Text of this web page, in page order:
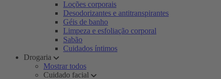
Loções corporais
Desodorizantes e antitranspirantes
Géis de banho
Limpeza e esfoliação corporal
Sabão
Cuidados íntimos
Drogaria
Mostrar todos
Cuidado facial